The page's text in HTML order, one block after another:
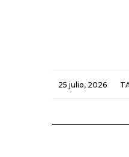
25 julio, 2026